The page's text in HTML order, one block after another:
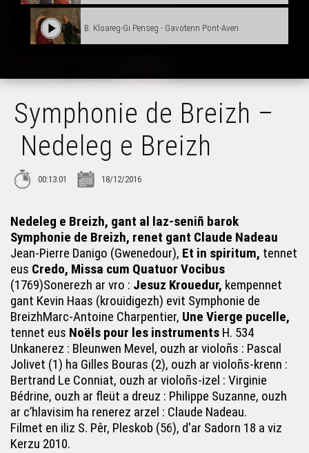
B. Kloareg-Gi Penseg - Gavotenn Pont-Aven
Wipidoup – L’Ensorceleuse
Wipidoup – Yebechai
Marthe Vassallo – An duadenn
Symphonie de Breizh (3) - Une Vierge pucelle
Symphonie de Breizh (2) - Jesuz Krouedur
Symphonie de Breizh (1) - Et in spiritum
Symphonie de Breizh – Nedeleg e Breizh
Symphonie de Breizh –
Nedeleg e Breizh
00:13:01 18/12/2016
Nedeleg e Breizh, gant al laz-seniñ barok
Symphonie de Breizh, renet gant Claude Nadeau
Jean-Pierre Danigo (Gwenedour), Et in spiritum, tennet
eus Credo, Missa cum Quatuor Vocibus
(1769)Sonerezh ar vro : Jesuz Krouedur, kempennet
gant Kevin Haas (krouidigezh) evit Symphonie de
BreizhMarc-Antoine Charpentier, Une Vierge pucelle,
tennet eus Noëls pour les instruments H. 534
Unkanerez : Bleunwen Mevel, ouzh ar violoñs : Pascal
Jolivet (1) ha Gilles Bouras (2), ouzh ar violoñs-krenn :
Bertrand Le Conniat, ouzh ar violoñs-izel : Virginie
Bédrine, ouzh ar fleüt a dreuz : Philippe Suzanne, ouzh
ar c’hlavisim ha renerez arzel : Claude Nadeau.
Filmet en iliz S. Pêr, Pleskob (56), d'ar Sadorn 18 a viz
Kerzu 2010.